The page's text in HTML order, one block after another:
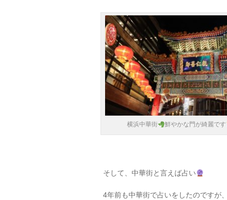
横浜中華街 鮮やかな門が綺麗です
そして、中華街と言えば占い
4年前も中華街で占いをしたのですが、